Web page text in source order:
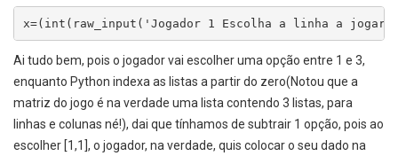
x=(int(raw_input('Jogador 1 Escolha a linha a
Ai tudo bem, pois o jogador vai escolher uma opção entre 1 e 3,
enquanto Python indexa as listas a partir do zero(Notou que a
matriz do jogo é na verdade uma lista contendo 3 listas, para
linhas e colunas né!), dai que tínhamos de subtrair 1 opção, pois ao
escolher [1,1], o jogador, na verdade, quis colocar o seu dado na